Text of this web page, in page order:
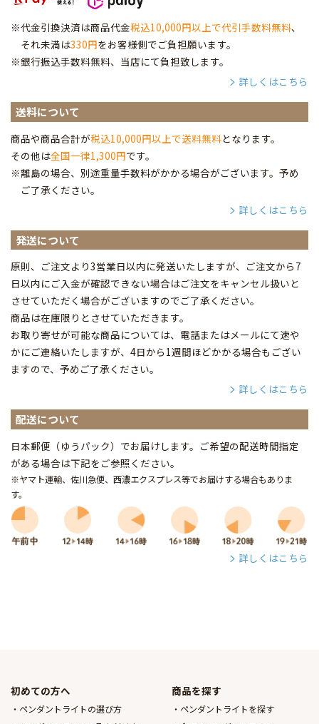
※代金引換決済は商品代金税込10,000円以上で代引手数料無料、
それ未満は330円をお客様側でご負担願います。
※銀行振込手数料無料、当店にて負担致します。
詳しくはこちら
送料について
商品や商品合計が税込10,000円以上で送料無料となります。
その他は全国一律1,300円です。
※離島の場合、別途重量手数料がかかる場合がございます。予め
ご了承ください。
詳しくはこちら
発送について
原則、ご注文より3営業日以内に発送いたしますが、ご注文から7
日以内にご入金が確認できない場合はご注文をキャンセル扱いと
させていただく場合がございますのでご了承ください。
商品は在庫限りとさせていただきます。
お取り寄せが可能な商品については、電話またはメールにて速や
かにご連絡いたしますが、4日から1週間ほどかかる場合もござい
ますので、予めご了承ください。
詳しくはこちら
配送について
日本郵便（ゆうパック）でお届けします。ご希望の配送時間指定
がある場合は下記をご参照ください。
※ヤマト運輸、佐川急便、西濃エクスプレス等でお届けする場合もありま
す。
詳しくはこちら
初めての方へ
ペンダントライトの選び方
商品を探す
ペンダントライトを探す